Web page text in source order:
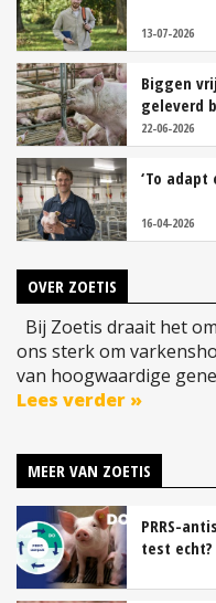
13-07-2026
Biggen
geleverd
22-06-2026
‘To
16-04-2026
OVER ZOETIS
Bij Zoetis draait het
ons sterk om
van hoogwaardige
Lees verder »
MEER VAN ZOETIS
PRRS-
test echt?